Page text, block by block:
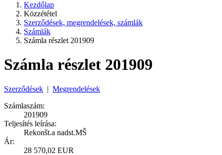
Kezdőlap
Közzététel
Szerződések, megrendelések, számlák
Számlák
Számla részlet 201909
Számla részlet 201909
Szerződések | Megrendelések
Számlaszám:
201909
Teljesítés leírása:
Rekonšt.a nadst.MŠ
Ár:
28 570,02 EUR